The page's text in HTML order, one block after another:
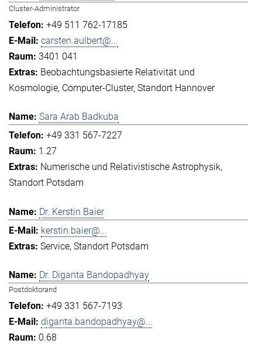
Cluster-Administrator
+49 511 762-17185
carsten.aulbert@...
3401 041
Beobachtungsbasierte Relativität und
Kosmologie Computer-Cluster Standort Hannover
Sara Arab Badkuba
+49 331 567-7227
1.27
Numerische und Relativistische Astrophysik
Standort Potsdam
Dr. Kerstin Baier
kerstin.baier@...
Service Standort Potsdam
Dr. Diganta Bandopadhyay
Postdoktorand
+49 331 567-7193
diganta.bandopadhyay@...
0.68